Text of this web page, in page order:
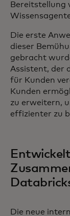
Bereitstellung
Die erste
dieser
gebracht
Assistent, der
für Kunden
Kunden
zu erweitern,
effizienter zu
Die neue